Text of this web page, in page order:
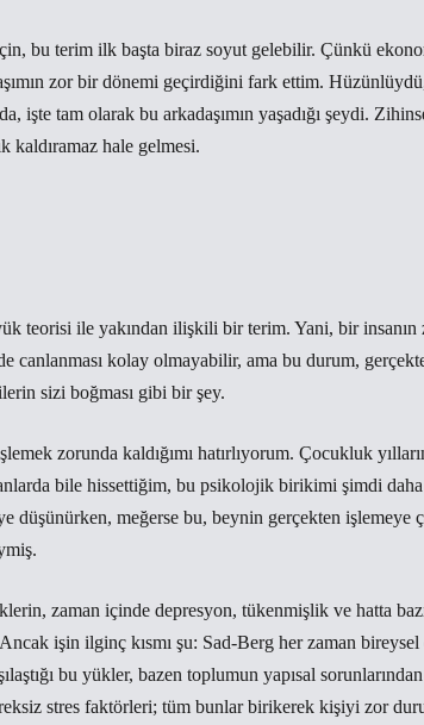
bu terim ilk başta biraz soyut gelebilir. Çünkü
zor bir dönemi geçirdiğini fark ettim.
işte tam olarak bu arkadaşımın yaşadığı şeydi.
kaldıramaz hale gelmesi.
teorisi ile yakından ilişkili bir terim. Yani, bir insanın
canlanması kolay olmayabilir, ama bu durum,
sizi boğması gibi bir şey.
zorunda kaldığımı hatırlıyorum. Çocukluk
bile hissettiğim, bu psikolojik birikimi şimdi
düşünürken, meğerse bu, beynin gerçekten işlemeye
zaman içinde depresyon, tükenmişlik ve hatta
işin ilginç kısmı şu: Sad-Berg her zaman
bu yükler, bazen toplumun yapısal
stres faktörleri; tüm bunlar birikerek kişiyi zor